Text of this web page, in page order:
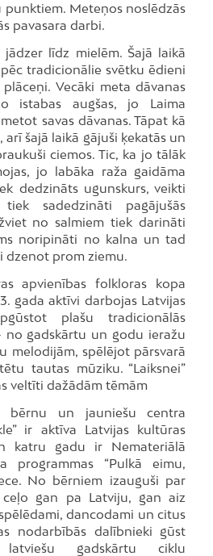
punktiem. Meteņos noslēdzās
pavasara darbi.
līdz mielēm. Šajā laikā
tradicionālie svētku ēdieni
Vecāki meta dāvanas
istabas augšas, jo Laima
savas dāvanas. Tāpat kā
arī šajā laikā gājuši ķekatās un
ciemos. Tic, ka jo tālāk
jo labāka raža gaidāma
dedzināts ugunskurs, veikti
sadedzināti pagājušās
no salmiem tiek darināti
noripināti no kalna un tad
dzenot prom ziemu.
apvienības folkloras kopa
gada aktīvi darbojas Latvijas
plašu tradicionālās
no gadskārtu un godu ieražu
melodijām, spēlējot pārsvarā
tautas mūziku. “Laiksnei”
veltīti dažādām tēmām
bērnu un jauniešu centra
ir aktīva Latvijas kultūras
katru gadu ir Nemateriālā
programmas “Pulkā eimu,
No bērniem izauguši par
gan pa Latviju, gan aiz
dancodami un citus
nodarbībās dalībnieki gūst
gadskārtu ciklu